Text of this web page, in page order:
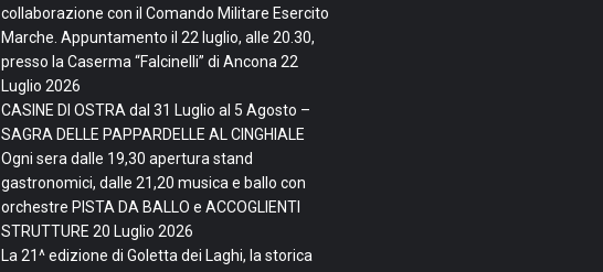
collaborazione con il Comando Militare Esercito
Marche. Appuntamento il 22 luglio, alle 20.30,
presso la Caserma “Falcinelli” di Ancona22
Luglio 2026
CASINE DI OSTRA dal 31 Luglio al 5 Agosto –
SAGRA DELLE PAPPARDELLE AL CINGHIALE
Ogni sera dalle 19,30 apertura stand
gastronomici, dalle 21,20 musica e ballo con
orchestre PISTA DA BALLO e ACCOGLIENTI
STRUTTURE 20 Luglio 2026
La 21^ edizione di Goletta dei Laghi, la storica